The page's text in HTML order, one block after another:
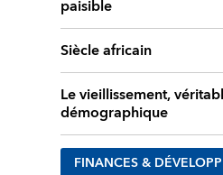
paisible
Siècle africain
Le vieillissement,
démographique
FINANCES &